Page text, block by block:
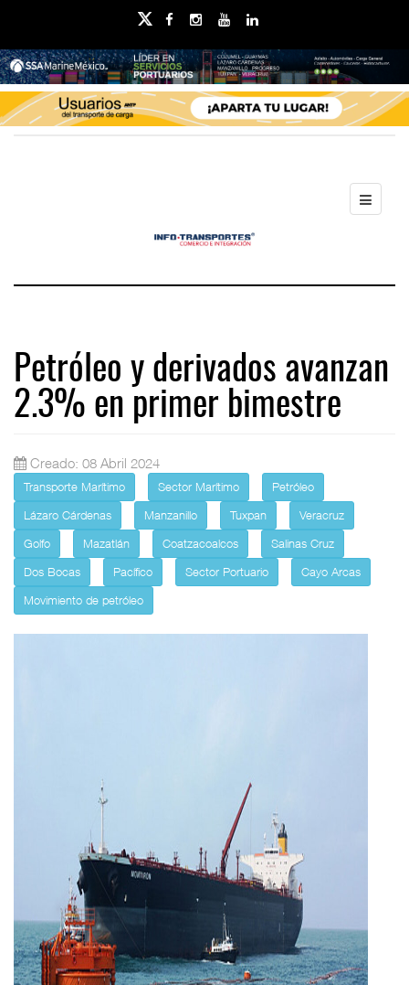
Petróleo y derivados avanzan
2.3% en primer bimestre
Creado: 08 Abril 2024
Transporte Marítimo Sector Marítimo
Petróleo
Lázaro Cárdenas
Manzanillo Tuxpan
Veracruz
Golfo
Mazatlán Coatzacoalcos
Salinas Cruz
Dos Bocas
Pacífico Sector Portuario
Cayo Arcas
Movimiento de petróleo